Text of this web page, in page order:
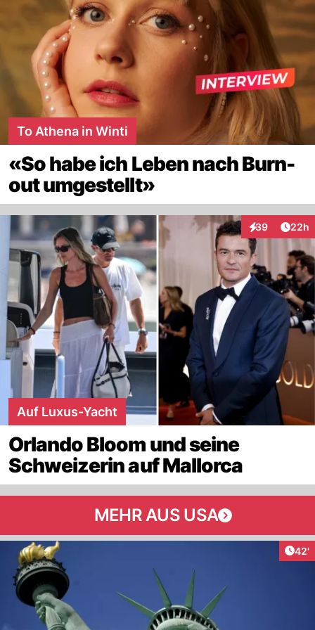
To Athena in Winti
«So habe ich Leben nach Burn-
out umgestellt»
39
Interaktionen
22h
Auf Luxus-Yacht
Orlando Bloom und seine
Schweizerin auf Mallorca
MEHR AUS USA
42'